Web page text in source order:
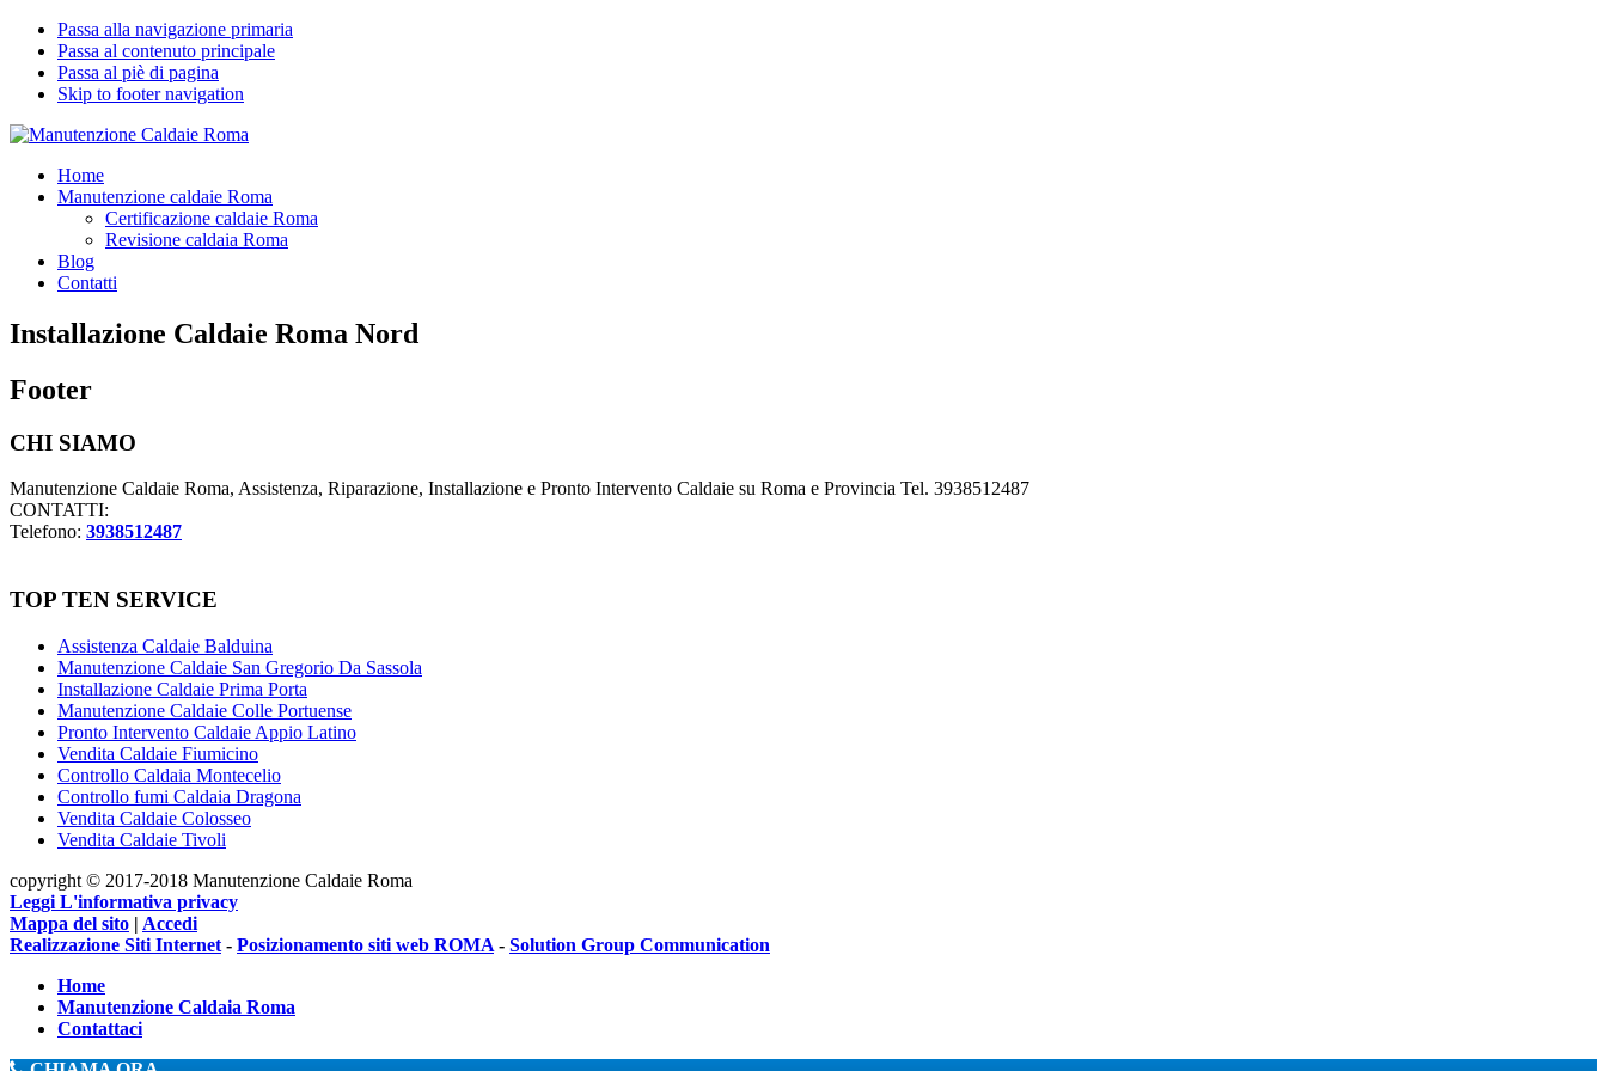
Passa alla navigazione primaria
Passa al contenuto principale
Passa al piè di pagina
Skip to footer navigation
Manutenzione Caldaie Roma
Pronto Intervento Caldaie Roma
Home
Manutenzione caldaie Roma
Certificazione caldaie Roma
Revisione caldaia Roma
Blog
Contatti
Installazione Caldaie Roma Nord
Footer
CHI SIAMO
Manutenzione Caldaie Roma, Assistenza, Riparazione, Installazione e Pronto Intervento Caldaie su Roma e Provincia Tel. 3938512487
CONTATTI:
Telefono: 3938512487
TOP TEN SERVICE
Assistenza Caldaie Balduina
Manutenzione Caldaie San Gregorio Da Sassola
Installazione Caldaie Prima Porta
Manutenzione Caldaie Colle Portuense
Pronto Intervento Caldaie Appio Latino
Vendita Caldaie Fiumicino
Controllo Caldaia Montecelio
Controllo fumi Caldaia Dragona
Vendita Caldaie Colosseo
Vendita Caldaie Tivoli
copyright © 2017-2018 Manutenzione Caldaie Roma
Leggi L'informativa privacy
Mappa del sito | Accedi
Realizzazione Siti Internet - Posizionamento siti web ROMA - Solution Group Communication
Home
Manutenzione Caldaia Roma
Contattaci